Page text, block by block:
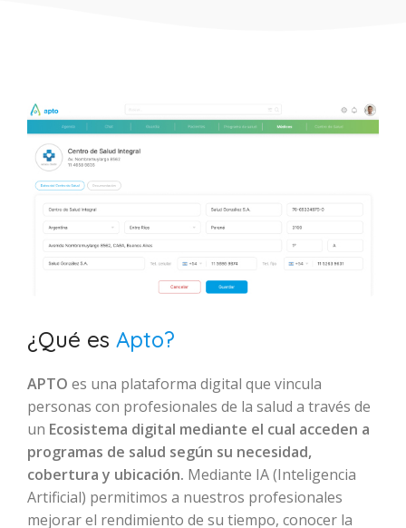
¿Qué es Apto?
APTO es una plataforma digital que vincula
personas con profesionales de la salud a través de
un Ecosistema digital mediante el cual acceden a
programas de salud según su necesidad,
cobertura y ubicación. Mediante IA (Inteligencia
Artificial) permitimos a nuestros profesionales
mejorar el rendimiento de su tiempo, conocer la